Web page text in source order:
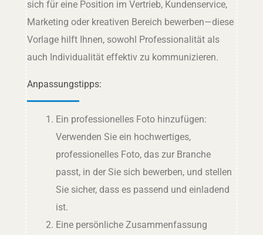
sich für eine Position im Vertrieb, Kundenservice,
Marketing oder kreativen Bereich bewerben—diese
Vorlage hilft Ihnen, sowohl Professionalität als
auch Individualität effektiv zu kommunizieren.
Anpassungstipps:
Ein professionelles Foto hinzufügen:
Verwenden Sie ein hochwertiges,
professionelles Foto, das zur Branche
passt, in der Sie sich bewerben, und stellen
Sie sicher, dass es passend und einladend
ist.
Eine persönliche Zusammenfassung